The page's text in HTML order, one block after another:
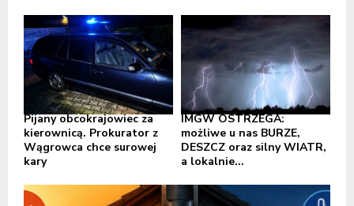
Pijany obcokrajowiec za
kierownicą. Prokurator z
Wągrowca chce surowej
kary
IMGW OSTRZEGA:
możliwe u nas BURZE,
DESZCZ oraz silny WIATR,
a lokalnie...